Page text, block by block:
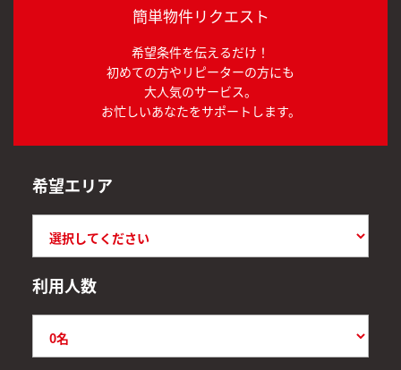
簡単物件リクエスト
希望条件を伝えるだけ！
初めての方やリピーターの方にも
大人気のサービス。
お忙しいあなたをサポートします。
希望エリア
利用人数